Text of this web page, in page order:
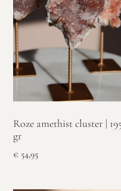
Roze amethist cluster |
gr
€ 54,95